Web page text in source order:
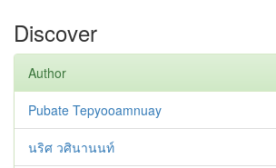
Discover
Author
Pubate Tepyooamnuay
นริศ วศินานนท์